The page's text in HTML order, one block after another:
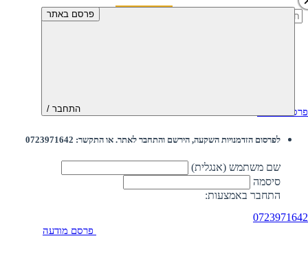
חיפוש:
0723971642
פרסם מודעה התחבר /
לפרסום הזדמנויות השקעה, הירשם והתחבר לאתר. או התקשר: 0723971642
שם משתמש (אנגלית)
סיסמה
התחבר באמצעות:
פרסם באתר
פרסם מודעה